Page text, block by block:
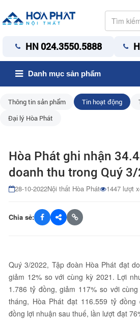
HN 024.3550.5888
Danh mục sản phẩm
Thông tin sản phẩm Tin hoạt động
Đại lý Hòa Phát
Hòa Phát ghi nhận
doanh thu trong Quý
28-10-2022Nội thất Hòa Phát 1447 lượt
Chia sẻ:
Quý 3/2022, Tập đoàn Hòa Phát đạt
giảm 12% so với cùng kỳ 2021. Lợi
1.786 tỷ đồng, giảm 117% so với
tháng, Hòa Phát đạt 116.559 tỷ
đồng lợi nhuận sau thuế, lần lượt đạt